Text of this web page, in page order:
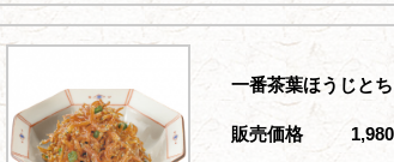
一番茶葉ほうじと
販売価格